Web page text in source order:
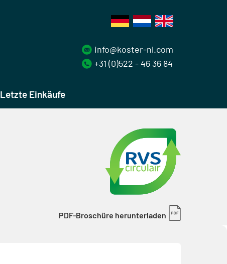
Letzte Einkäufe
info@koster-nl.com
+31 (0)522 - 46 36 84
PDF-Broschüre herunterladen